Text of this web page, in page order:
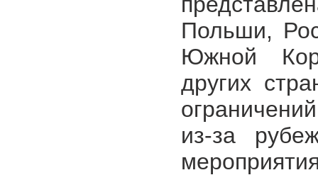
Польши,
Южной
других
из-за